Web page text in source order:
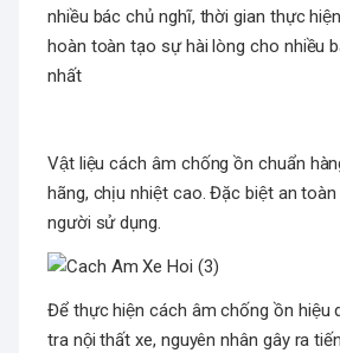
nhiều bác chủ nghĩ, thời gian thực
hoàn toàn tạo sự hài lòng cho nhiều
nhất
Vật liệu cách âm chống ồn chuẩn
hãng, chịu nhiệt cao. Đặc biệt an
người sử dụng.
Để thực hiện cách âm chống ồn hiệu
tra nội thất xe, nguyên nhân gây ra